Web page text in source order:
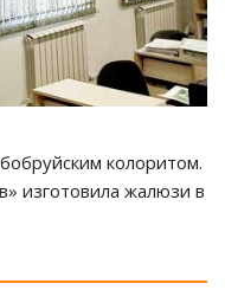
колоритом.
изготовила жалюзи в